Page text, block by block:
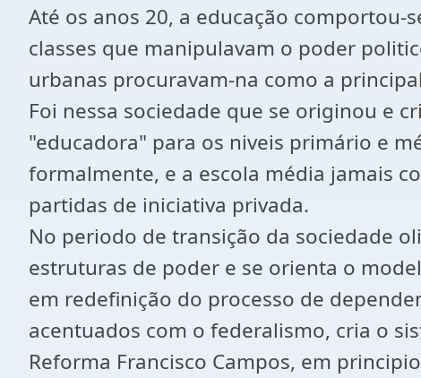
Até os anos 20, a educação
classes que manipulavam o poder
urbanas procuravam-na como a
Foi nessa sociedade que se originou e
"educadora" para os niveis primário e
formalmente, e a escola média jamais
partidas de iniciativa privada.
No periodo de transição da sociedade
estruturas de poder e se orienta o
em redefinição do processo de
acentuados com o federalismo, cria o
Reforma Francisco Campos, em